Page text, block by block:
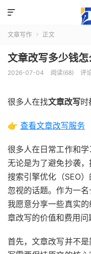

文章写作  正文
文章改写多少钱
2026-07-04 阅读(68) 评
很多人在找文章改写时
👉 查看文章改写服务
很多人在日常工作和学
无论是为了避免抄袭
搜索引擎优化（SEO
忽视的话题。作为一名
我愿意分享一些真实
章改写的价值和费用问
首先，文章改写并不